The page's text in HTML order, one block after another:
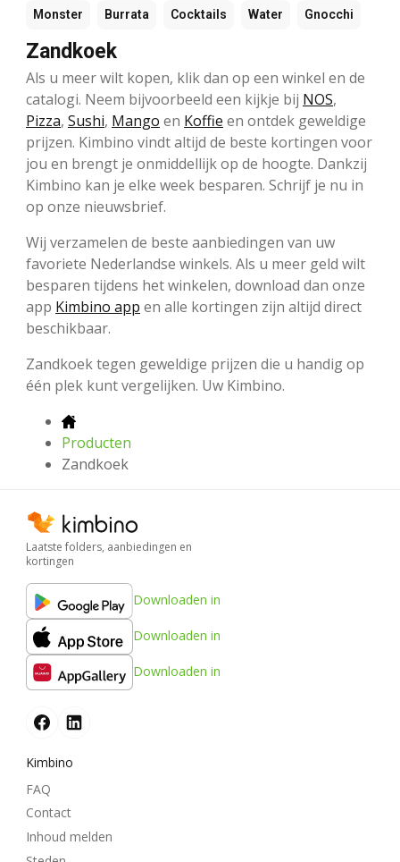
Monster Burrata Cocktails Water Gnocchi
Zandkoek
Als u meer wilt kopen, klik dan op een winkel en de
catalogi. Neem bijvoorbeeld een kijkje bij NOS,
Pizza, Sushi, Mango en Koffie en ontdek geweldige
prijzen. Kimbino vindt altijd de beste kortingen voor
jou en brengt je onmiddellijk op de hoogte. Dankzij
Kimbino kan je elke week besparen. Schrijf je nu in
op onze nieuwsbrief.
Wij verzamelen de beste aanbiedingen van uw
favoriete Nederlandse winkels. Als u meer geld wilt
besparen tijdens het winkelen, download dan onze
app Kimbino app en alle kortingen zijn altijd direct
beschikbaar.
Zandkoek tegen geweldige prijzen die u handig op
één plek kunt vergelijken. Uw Kimbino.
Producten
Zandkoek
Laatste folders, aanbiedingen en
kortingen
Downloaden in
Downloaden in
Downloaden in
Kimbino
FAQ
Contact
Inhoud melden